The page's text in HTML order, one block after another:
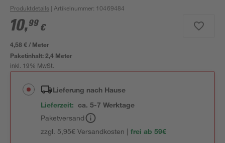
Produktdetails | Artikelnummer: 10469484
10,99 €
4,58 € / Meter
Paketinhalt:2,4 Meter
inkl. 19% MwSt.
Lieferung nach Hause
Lieferzeit: ca. 5-7 Werktage
Paketversand
zzgl. 5,95€ Versandkosten | frei ab 59€